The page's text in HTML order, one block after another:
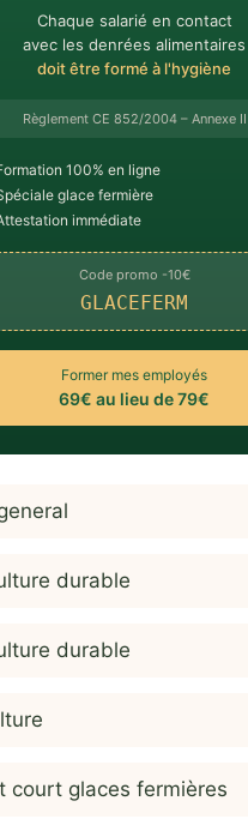
Chaque salarié en contact
avec les denrées alimentaires
doit être formé à l'hygiène
Règlement CE 852/2004 – Annexe II
100% en ligne
glace fermière
immédiate
Code promo -10€
GLACEFERM
Former mes employés
69€ au lieu de 79€
durable
durable
court glaces fermières